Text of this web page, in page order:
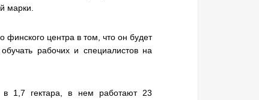
марки.
центра в том, что он будет
рабочих и специалистов на
в 1,7 гектара, в нем работают 23